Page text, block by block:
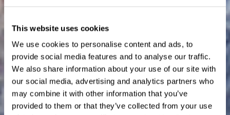
This website uses cookies
We use cookies to personalise content and ads, to
provide social media features and to analyse our traffic.
We also share information about your use of our site with
our social media, advertising and analytics partners who
may combine it with other information that you’ve
provided to them or that they’ve collected from your use